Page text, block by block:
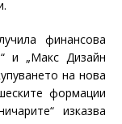
финансова
и „Макс Дизайн
на нова
формации
изказва